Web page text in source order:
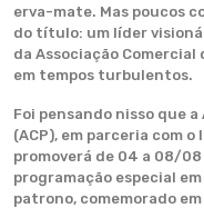
erva-mate. Mas poucos
do título: um líder
da Associação Comercial
em tempos turbulentos.
Foi pensando nisso que
(ACP), em parceria com
promoverá de 04 a 08/08
programação especial
patrono, comemorado